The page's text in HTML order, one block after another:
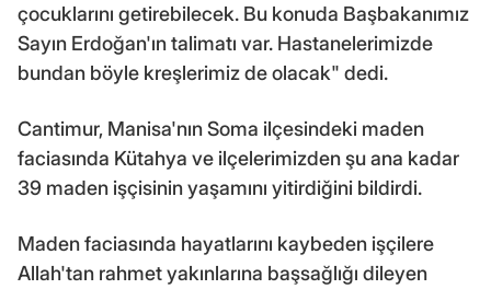
çocuklarını getirebilecek. Bu konuda Başbakanımız
Sayın Erdoğan'ın talimatı var. Hastanelerimizde
bundan böyle kreşlerimiz de olacak" dedi.
Cantimur, Manisa'nın Soma ilçesindeki maden
faciasında Kütahya ve ilçelerimizden şu ana kadar
39 maden işçisinin yaşamını yitirdiğini bildirdi.
Maden faciasında hayatlarını kaybeden işçilere
Allah'tan rahmet yakınlarına başsağlığı dileyen